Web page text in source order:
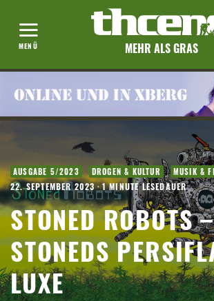
MEHR ALS GRAS
AUSGABE 5/2023 DROGEN & KULTUR MUSIK &
22. SEPTEMBER 2023·1 MINUTE LESEDAUER
STONED ROBOTS
STONEDS
LUXE